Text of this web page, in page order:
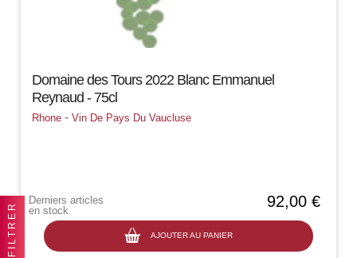
Domaine des Tours 2022 Blanc Emmanuel
Reynaud - 75cl
Rhone -Vin De Pays Du Vaucluse
92,00 €
AJOUTER AU PANIER
Derniers articles
en stock
FILTRER